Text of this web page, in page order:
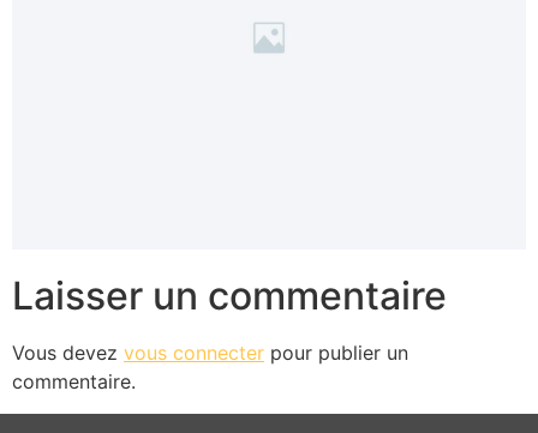
Laisser un commentaire
Vous devez vous connecter pour publier un
commentaire.